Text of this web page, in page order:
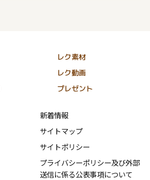
レク素材
レク動画
プレゼント
新着情報
サイトマップ
サイトポリシー
プライバシーポリシー及び外部
送信に係る公表事項について